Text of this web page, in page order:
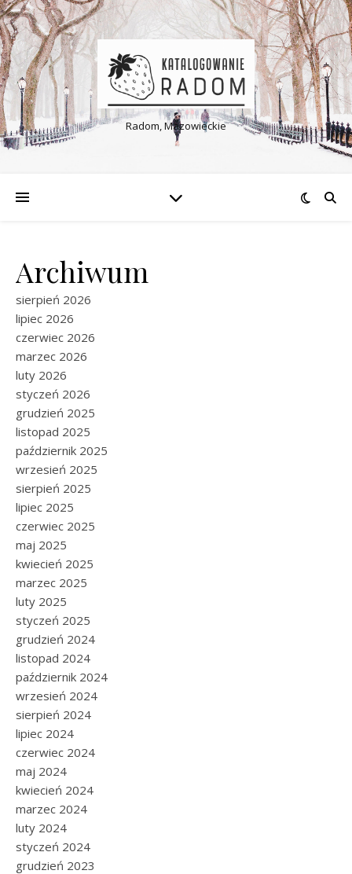
Radom, Mazowieckie
Archiwum
sierpień 2026
lipiec 2026
czerwiec 2026
marzec 2026
luty 2026
styczeń 2026
grudzień 2025
listopad 2025
październik 2025
wrzesień 2025
sierpień 2025
lipiec 2025
czerwiec 2025
maj 2025
kwiecień 2025
marzec 2025
luty 2025
styczeń 2025
grudzień 2024
listopad 2024
październik 2024
wrzesień 2024
sierpień 2024
lipiec 2024
czerwiec 2024
maj 2024
kwiecień 2024
marzec 2024
luty 2024
styczeń 2024
grudzień 2023